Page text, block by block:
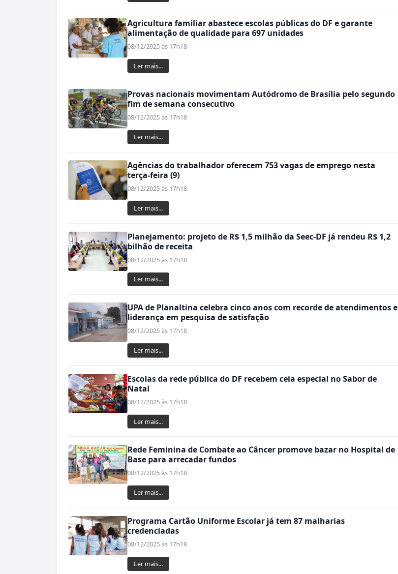
Agricultura familiar abastece escolas públicas do DF e garante
alimentação de qualidade para 697 unidades
08/12/2025 às 17h18
Ler mais...
Provas nacionais movimentam Autódromo de Brasília pelo segundo
fim de semana consecutivo
08/12/2025 às 17h18
Ler mais...
Agências do trabalhador oferecem 753 vagas de emprego nesta
terça-feira (9)
08/12/2025 às 17h18
Ler mais...
Planejamento: projeto de R$ 1,5 milhão da Seec-DF já rendeu R$ 1,2
bilhão de receita
08/12/2025 às 17h18
Ler mais...
UPA de Planaltina celebra cinco anos com recorde de atendimentos e
liderança em pesquisa de satisfação
08/12/2025 às 17h18
Ler mais...
Escolas da rede pública do DF recebem ceia especial no Sabor de
Natal
08/12/2025 às 17h18
Ler mais...
Rede Feminina de Combate ao Câncer promove bazar no Hospital de
Base para arrecadar fundos
08/12/2025 às 17h18
Ler mais...
Programa Cartão Uniforme Escolar já tem 87 malharias
credenciadas
08/12/2025 às 17h18
Ler mais...